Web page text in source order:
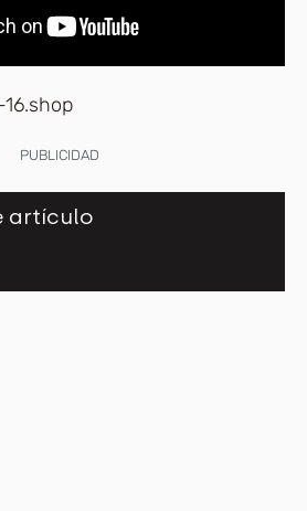
PUBLICIDAD
artículo